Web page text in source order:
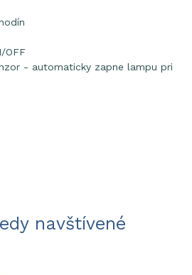
OFF
- automaticky zapne lampu pri
navštívené